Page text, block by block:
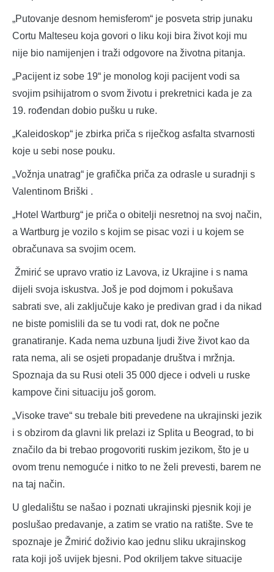
„Putovanje desnom hemisferom“ je posveta strip junaku
Cortu Malteseu koja govori o liku koji bira život koji mu
nije bio namijenjen i traži odgovore na životna pitanja.
„Pacijent iz sobe 19“ je monolog koji pacijent vodi sa
svojim psihijatrom o svom životu i prekretnici kada je za
19. rođendan dobio pušku u ruke.
„Kaleidoskop“ je zbirka priča s riječkog asfalta stvarnosti
koje u sebi nose pouku.
„Vožnja unatrag“ je grafička priča za odrasle u suradnji s
Valentinom Briški .
„Hotel Wartburg“ je priča o obitelji nesretnoj na svoj način,
a Wartburg je vozilo s kojim se pisac vozi i u kojem se
obračunava sa svojim ocem.
Žmirić se upravo vratio iz Lavova, iz Ukrajine i s nama
dijeli svoja iskustva. Još je pod dojmom i pokušava
sabrati sve, ali zaključuje kako je predivan grad i da nikad
ne biste pomislili da se tu vodi rat, dok ne počne
granatiranje. Kada nema uzbuna ljudi žive život kao da
rata nema, ali se osjeti propadanje društva i mržnja.
Spoznaja da su Rusi oteli 35 000 djece i odveli u ruske
kampove čini situaciju još gorom.
„Visoke trave“ su trebale biti prevedene na ukrajinski jezik
i s obzirom da glavni lik prelazi iz Splita u Beograd, to bi
značilo da bi trebao progovoriti ruskim jezikom, što je u
ovom trenu nemoguće i nitko to ne želi prevesti, barem ne
na taj način.
U gledalištu se našao i poznati ukrajinski pjesnik koji je
poslušao predavanje, a zatim se vratio na ratište. Sve te
spoznaje je Žmirić doživio kao jednu sliku ukrajinskog
rata koji još uvijek bjesni. Pod okriljem takve situacije